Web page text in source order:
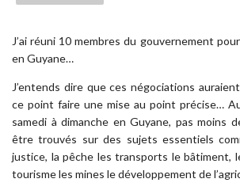
J’ai réuni 10 membres du gouvernement
en Guyane…
J’entends dire que ces négociations
ce point faire une mise au point précise…
samedi à dimanche en Guyane, pas moins
être trouvés sur des sujets essentiels
justice, la pêche les transports le bâtiment,
tourisme les mines le développement de